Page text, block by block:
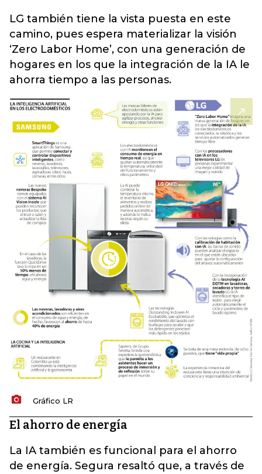
LG también tiene la vista puesta en este
camino, pues espera materializar la visión
‘Zero Labor Home’, con una generación de
hogares en los que la integración de la IA le
ahorra tiempo a las personas.
Gráfico LR
El ahorro de energía
La IA también es funcional para el ahorro
de energía. Segura resaltó que, a través de